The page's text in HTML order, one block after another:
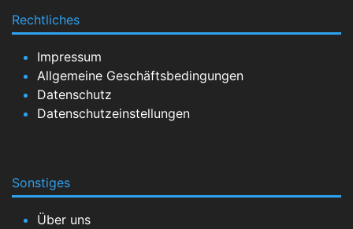
Rechtliches
Impressum
Allgemeine Geschäftsbedingungen
Datenschutz
Datenschutzeinstellungen
Sonstiges
Über uns